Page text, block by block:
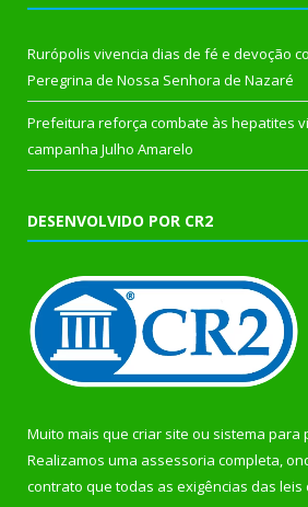
Rurópolis vivencia dias de fé e devoção
Peregrina de Nossa Senhora de Nazaré
Prefeitura reforça combate às hepatites
campanha Julho Amarelo
DESENVOLVIDO POR CR2
Muito mais que criar site ou sistema para
Realizamos uma assessoria completa,
contrato que todas as exigências das leis